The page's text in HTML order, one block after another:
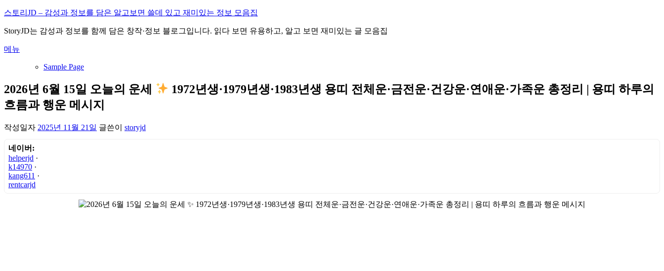
내
으
바
기
스토리JD – 감성과 정보를 담은 알고보면 쓸데 있고 재미있는 정보 모음집
StoryJD는 감성과 정보를 함께 담은 창작·정보 블로그입니다. 읽다 보면 유용하고, 알고 보면 재미있는 글 모음집
메뉴
Sample Page
2026년 6월 15일 오늘의 운세
1972년생·1979년생·1983년생 용띠 전체운·금전운·건강운·연애운·가족운 총정리 | 용띠 하루의
흐름과 행운 메시지
작성일자 2025년 11월 21일 글쓴이 storyjd
네이버:
helperjd ·
k14970 ·
kang611 ·
rentcarjd